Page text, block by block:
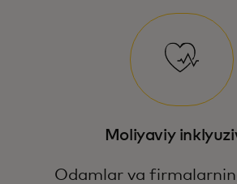
Moliyaviy
Odamlar va